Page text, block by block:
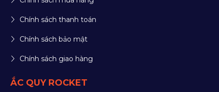
Chính sách thanh toán
Chính sách bảo mật
Chính sách giao hàng
ẮC QUY ROCKET